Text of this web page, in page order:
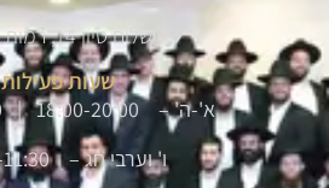
שלום סיון 14, רמות ג' ירושלים
שעות פעילות
א'-ה' – 18:00-20:00 | 13:45-15:00
ו' וערבי חג – 10:00-11:30